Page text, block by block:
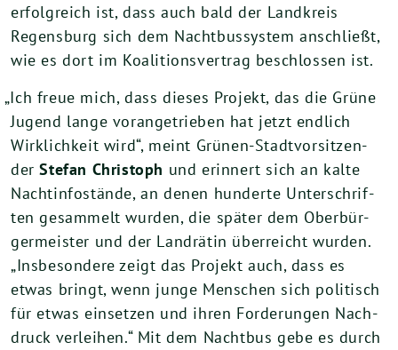
erfolg­reich ist, dass auch bald der Land­kreis
Regens­burg sich dem Nacht­bus­sys­tem anschließt,
wie es dort im Koali­ti­ons­ver­trag beschlos­sen ist.
„Ich freue mich, dass die­ses Pro­jekt, das die Grü­ne
Jugend lan­ge vor­an­ge­trie­ben hat jetzt end­lich
Wirk­lich­keit wird“, meint Grü­nen-Stadt­vor­sit­zen­
derSte­fan Chris­toph und erin­nert sich an kal­te
Nacht­in­fo­stän­de, an denen hun­der­te Unter­schrif­
ten gesam­melt wur­den, die spä­ter dem Ober­bür­
ger­meis­ter und der Land­rä­tin über­reicht wur­den.
„Ins­be­son­de­re zeigt das Pro­jekt auch, dass es
etwas bringt, wenn jun­ge Men­schen sich poli­tisch
für etwas ein­set­zen und ihren For­de­run­gen Nach­
druck ver­lei­hen.“ Mit dem Nacht­bus gebe es durch